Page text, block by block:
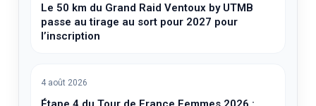
Le 50 km du Grand Raid Ventoux by UTMB
passe au tirage au sort pour 2027 pour
l’inscription
4 août 2026